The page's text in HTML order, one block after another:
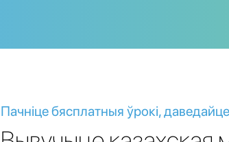
Пачніце бясплатныя ўрокі,